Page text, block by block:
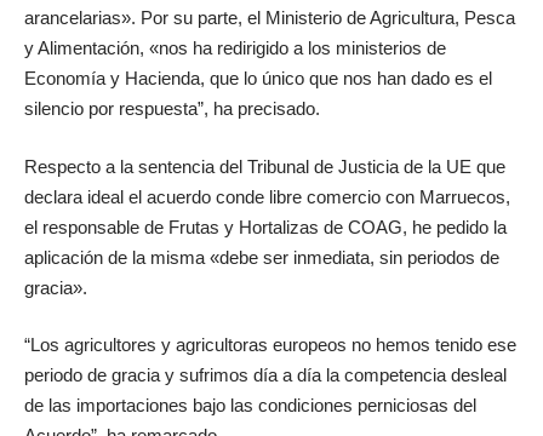
arancelarias». Por su parte, el Ministerio de Agricultura, Pesca
y Alimentación, «nos ha redirigido a los ministerios de
Economía y Hacienda, que lo único que nos han dado es el
silencio por respuesta”, ha precisado.
Respecto a la sentencia del Tribunal de Justicia de la UE que
declara ideal el acuerdo conde libre comercio con Marruecos,
el responsable de Frutas y Hortalizas de COAG, he pedido la
aplicación de la misma «debe ser inmediata, sin periodos de
gracia».
“Los agricultores y agricultoras europeos no hemos tenido ese
periodo de gracia y sufrimos día a día la competencia desleal
de las importaciones bajo las condiciones perniciosas del